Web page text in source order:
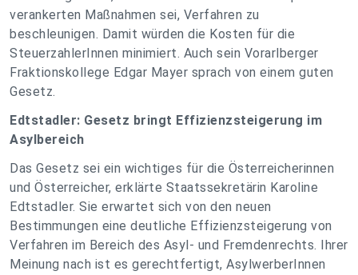
verankerten Maßnahmen sei, Verfahren zu
beschleunigen. Damit würden die Kosten für die
SteuerzahlerInnen minimiert. Auch sein Vorarlberger
Fraktionskollege Edgar Mayer sprach von einem guten
Gesetz.
Edtstadler: Gesetz bringt Effizienzsteigerung im
Asylbereich
Das Gesetz sei ein wichtiges für die Österreicherinnen
und Österreicher, erklärte Staatssekretärin Karoline
Edtstadler. Sie erwartet sich von den neuen
Bestimmungen eine deutliche Effizienzsteigerung von
Verfahren im Bereich des Asyl- und Fremdenrechts. Ihrer
Meinung nach ist es gerechtfertigt, AsylwerberInnen